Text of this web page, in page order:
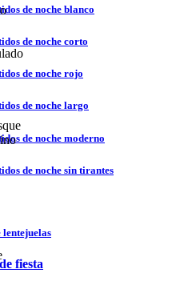
de noche blanco
de noche corto
de noche rojo
de noche largo
de noche moderno
de noche sin tirantes
lentejuelas
fiesta